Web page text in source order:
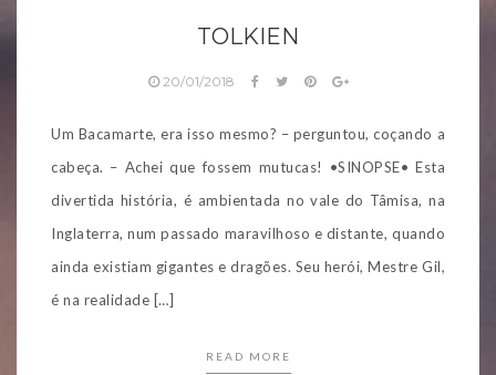
TOLKIEN
20/01/2018
Um Bacamarte, era isso mesmo? – perguntou, coçando a
cabeça. – Achei que fossem mutucas! •SINOPSE• Esta
divertida história, é ambientada no vale do Tâmisa, na
Inglaterra, num passado maravilhoso e distante, quando
ainda existiam gigantes e dragões. Seu herói, Mestre Gil,
é na realidade […]
READ MORE